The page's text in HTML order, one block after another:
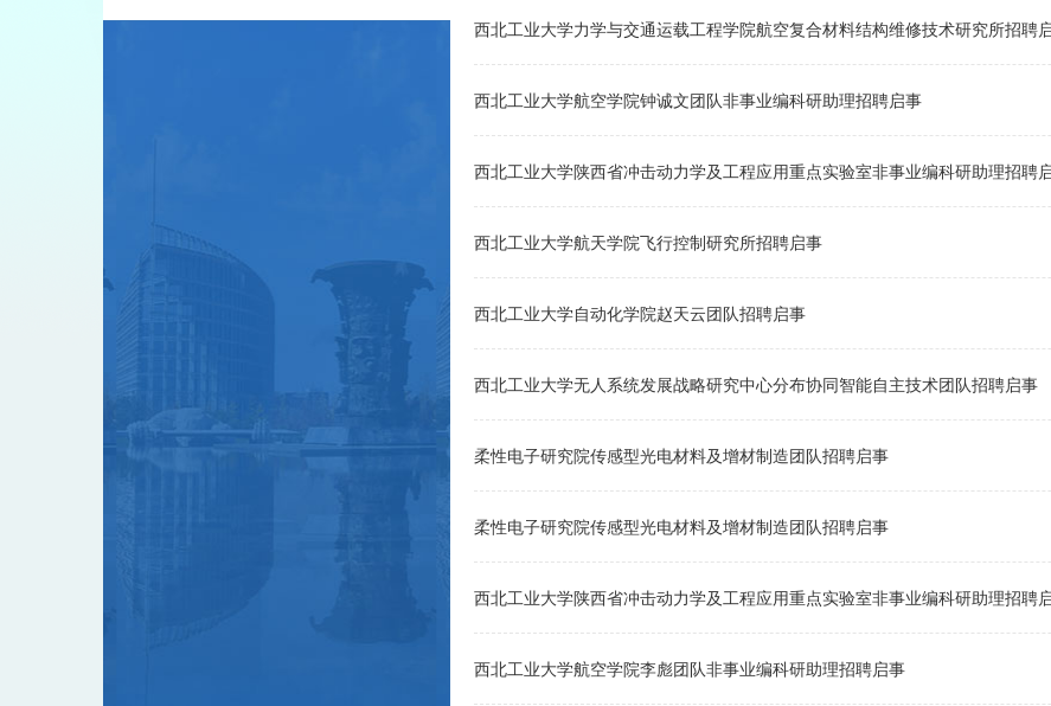
西北工业大学力学与交通运载工程学院航空复合材料结构维修技术研究所招聘
西北工业大学航空学院钟诚文团队非事业编科研助理招聘启事
西北工业大学陕西省冲击动力学及工程应用重点实验室非事业编科研助理招聘
西北工业大学航天学院飞行控制研究所招聘启事
西北工业大学自动化学院赵天云团队招聘启事
西北工业大学无人系统发展战略研究中心分布协同智能自主技术团队招聘启事
柔性电子研究院传感型光电材料及增材制造团队招聘启事
柔性电子研究院传感型光电材料及增材制造团队招聘启事
西北工业大学陕西省冲击动力学及工程应用重点实验室非事业编科研助理招聘
西北工业大学航空学院李彪团队非事业编科研助理招聘启事